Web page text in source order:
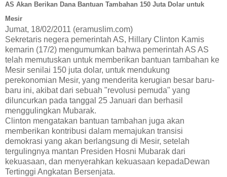
AS Akan Berikan Dana Bantuan Tambahan 150 Juta Dolar untuk
Mesir
Jumat, 18/02/2011 (eramuslim.com)
Sekretaris negera pemerintah AS, Hillary Clinton Kamis
kemarin (17/2) mengumumkan bahwa pemerintah AS AS
telah memutuskan untuk memberikan bantuan tambahan ke
Mesir senilai 150 juta dolar, untuk mendukung
perekonomian Mesir, yang menderita kerugian besar baru-
baru ini, akibat dari sebuah "revolusi pemuda" yang
diluncurkan pada tanggal 25 Januari dan berhasil
menggulingkan Mubarak.
Clinton mengatakan bantuan tambahan juga akan
memberikan kontribusi dalam memajukan transisi
demokrasi yang akan berlangsung di Mesir, setelah
tergulingnya mantan Presiden Hosni Mubarak dari
kekuasaan, dan menyerahkan kekuasaan kepadaDewan
Tertinggi Angkatan Bersenjata.